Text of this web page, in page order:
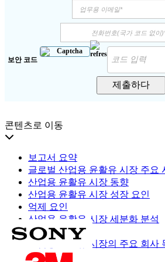
보안 코드
제출하다
콘텐츠로 이동
보고서 요약
글로벌 산업용 윤활유 시장 주요
산업용 윤활유 시장 동향
산업용 윤활유 시장 성장 요인
억제 요인
산업용 윤활유 시장 세분화 분석
지역적 통찰력
산업용 윤활유 시장의 주요 회사
보고서 범위